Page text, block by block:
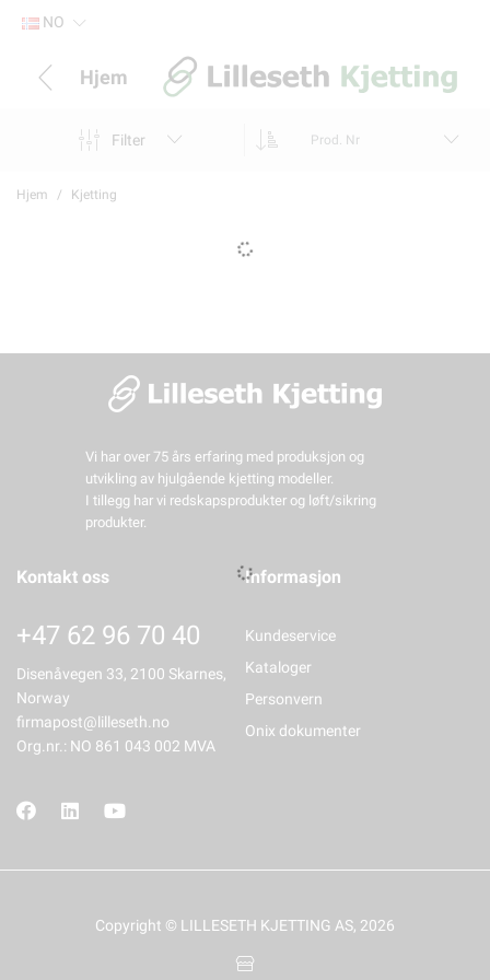
NO
Hjem
Filter Prod. Nr
Hjem Kjetting
Vi har over 75 års erfaring med produksjon og
utvikling av hjulgående kjetting modeller.
I tillegg har vi redskapsprodukter og løft/sikring
produkter.
Kontakt oss
+47 62 96 70 40
Disenåvegen 33, 2100 Skarnes,
Norway
firmapost@lilleseth.no
Org.nr.: NO 861 043 002 MVA
Informasjon
Kundeservice
Kataloger
Personvern
Onix dokumenter
Copyright © LILLESETH KJETTING AS, 2026